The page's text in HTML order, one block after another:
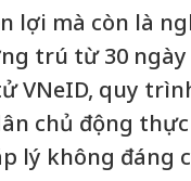
mà còn là
trú từ 30
VNeID, quy
chủ động
lý không đáng